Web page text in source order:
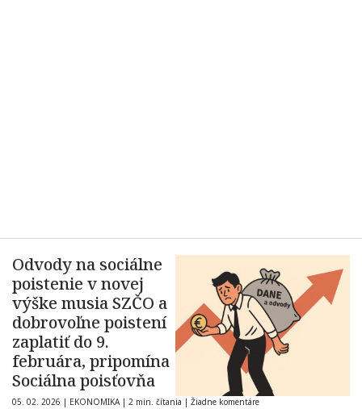
Odvody na sociálne
poistenie v novej
výške musia SZČO a
dobrovoľne poistení
zaplatiť do 9.
februára, pripomína
Sociálna poisťovňa
05. 02. 2026 | EKONOMIKA | 2 min. čítania | Žiadne komentáre